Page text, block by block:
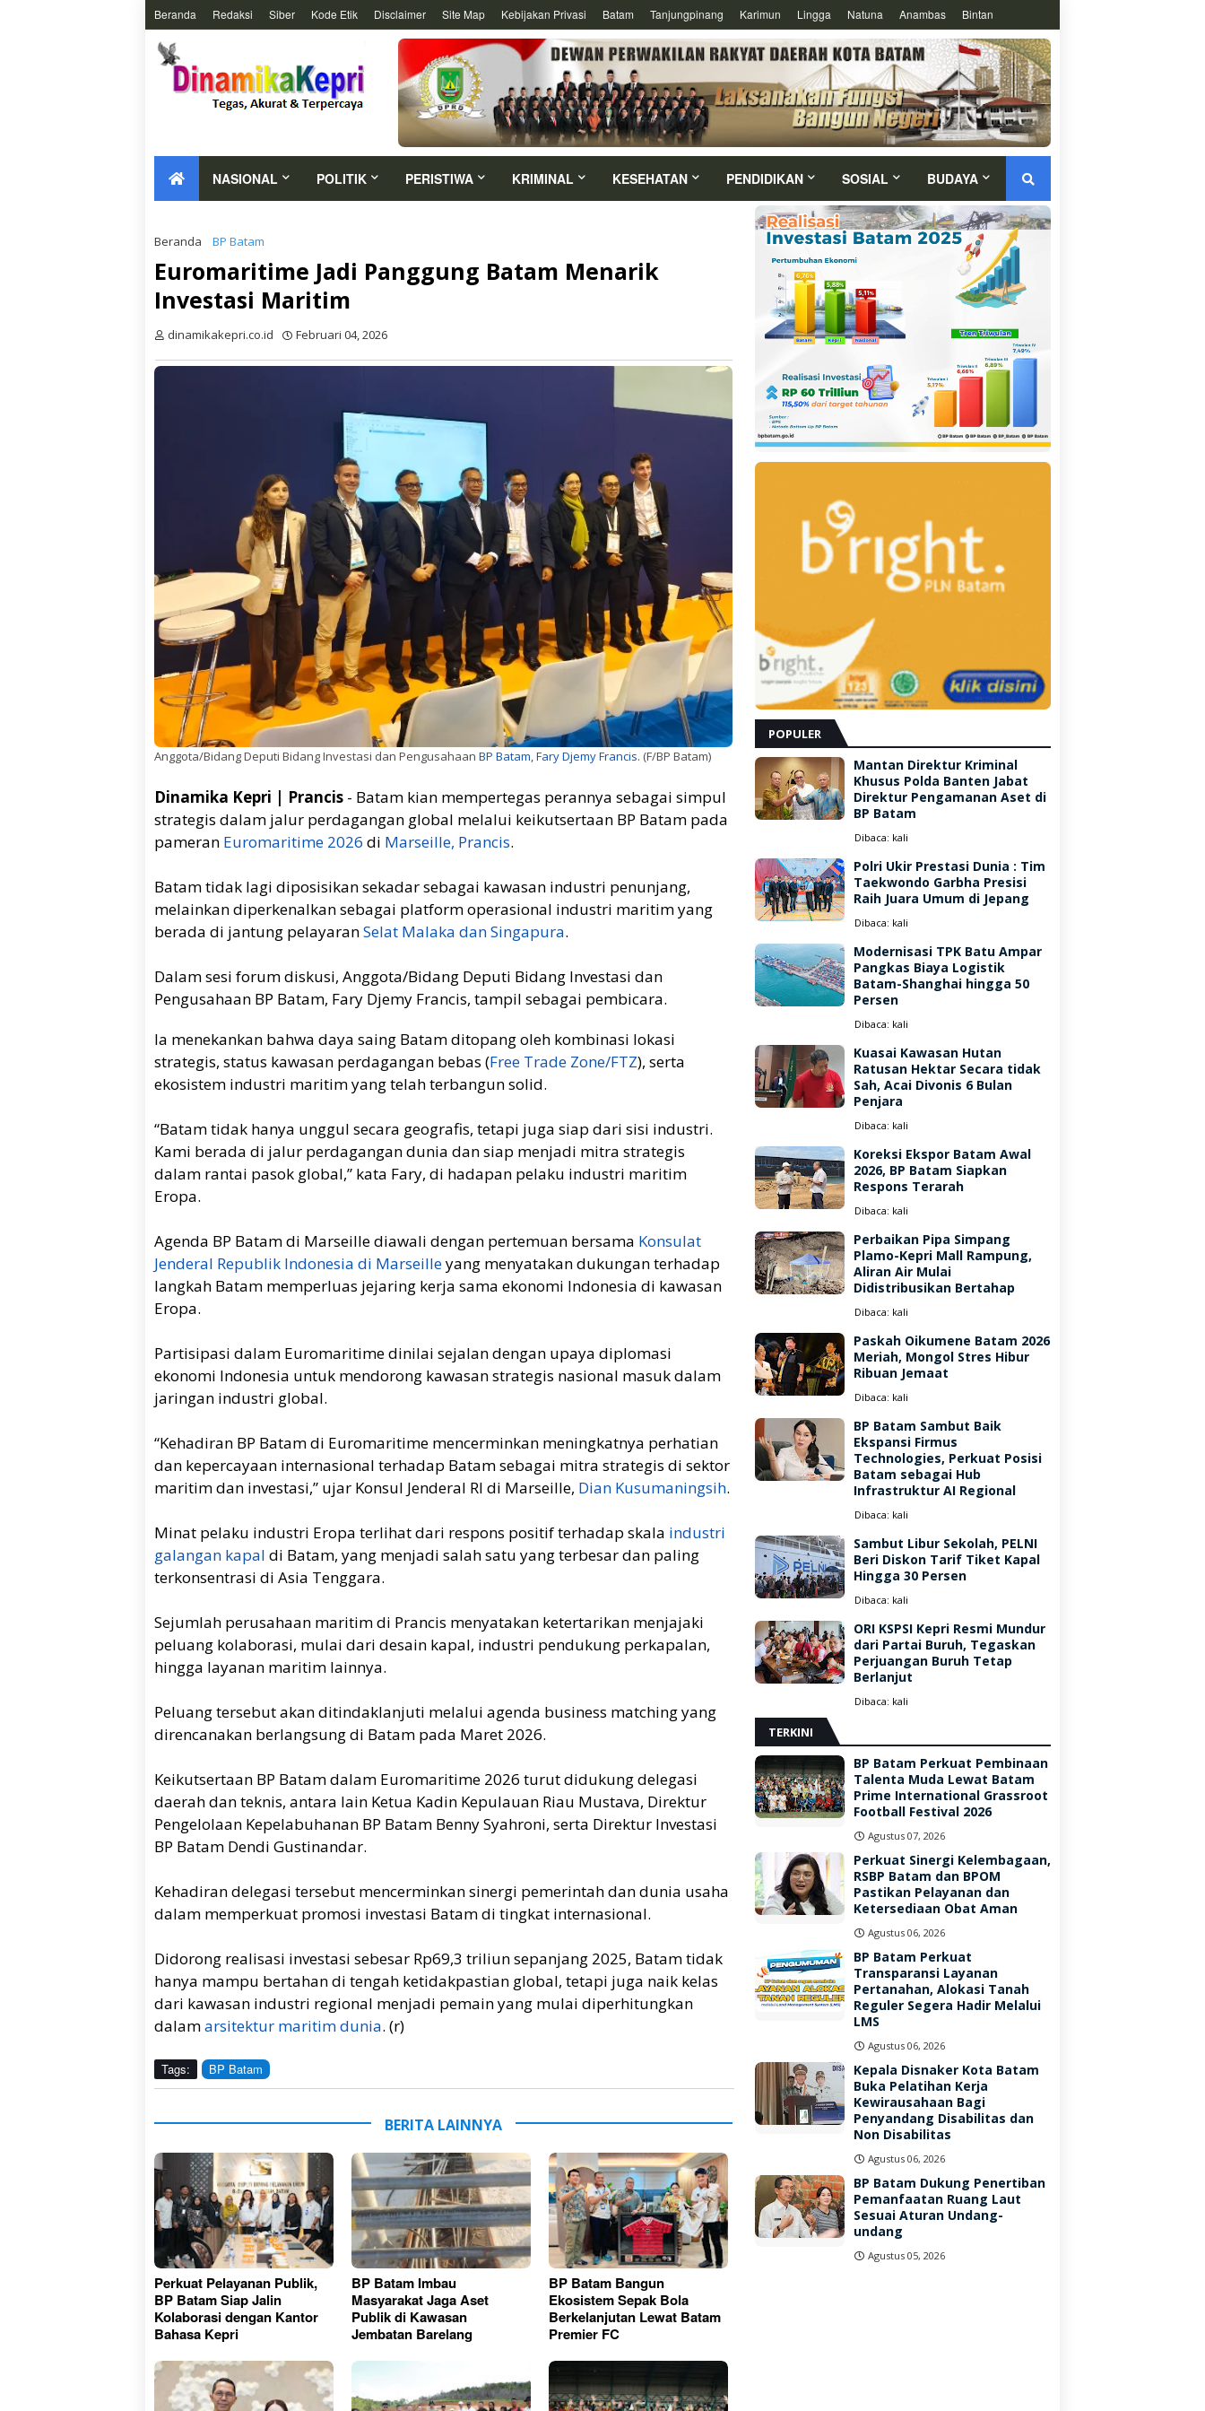
Beranda Redaksi Siber Kode Etik Disclaimer Site Map Kebijakan Privasi Batam Tanjungpinang Karimun Lingga Natuna Anambas Bintan
NASIONAL POLITIK PERISTIWA KRIMINAL KESEHATAN PENDIDIKAN SOSIAL BUDAYA
Beranda BP Batam
Euromaritime Jadi Panggung Batam Menarik
Investasi Maritim
dinamikakepri.co.id Februari 04, 2026
Anggota/Bidang Deputi Bidang Investasi dan Pengusahaan BP Batam,Fary Djemy Francis. (F/BP Batam)
Dinamika Kepri | Prancis - Batam kian mempertegas perannya sebagai simpul
strategis dalam jalur perdagangan global melalui keikutsertaan BP Batam pada
pameran Euromaritime 2026 di Marseille, Prancis.
Batam tidak lagi diposisikan sekadar sebagai kawasan industri penunjang,
melainkan diperkenalkan sebagai platform operasional industri maritim yang
berada di jantung pelayaranSelat Malaka dan Singapura.
Dalam sesi forum diskusi, Anggota/Bidang Deputi Bidang Investasi dan
Pengusahaan BP Batam, Fary Djemy Francis, tampil sebagai pembicara.
Ia menekankan bahwa daya saing Batam ditopang oleh kombinasi lokasi
strategis, status kawasan perdagangan bebas (Free Trade Zone/FTZ), serta
ekosistem industri maritim yang telah terbangun solid.
“Batam tidak hanya unggul secara geografis, tetapi juga siap dari sisi industri.
Kami berada di jalur perdagangan dunia dan siap menjadi mitra strategis
dalam rantai pasok global,” kata Fary, di hadapan pelaku industri maritim
Eropa.
Agenda BP Batam di Marseille diawali dengan pertemuan bersama Konsulat
Jenderal Republik Indonesia di Marseilleyang menyatakan dukungan terhadap
langkah Batam memperluas jejaring kerja sama ekonomi Indonesia di kawasan
Eropa.
Partisipasi dalam Euromaritime dinilai sejalan dengan upaya diplomasi
ekonomi Indonesia untuk mendorong kawasan strategis nasional masuk dalam
jaringan industri global.
“Kehadiran BP Batam di Euromaritime mencerminkan meningkatnya perhatian
dan kepercayaan internasional terhadap Batam sebagai mitra strategis di sektor
maritim dan investasi,” ujar Konsul Jenderal RI di Marseille, Dian Kusumaningsih.
Minat pelaku industri Eropa terlihat dari respons positif terhadap skala industri
galangan kapal di Batam, yang menjadi salah satu yang terbesar dan paling
terkonsentrasi di Asia Tenggara.
Sejumlah perusahaan maritim di Prancis menyatakan ketertarikan menjajaki
peluang kolaborasi, mulai dari desain kapal, industri pendukung perkapalan,
hingga layanan maritim lainnya.
Peluang tersebut akan ditindaklanjuti melalui agenda business matching yang
direncanakan berlangsung di Batam pada Maret 2026.
Keikutsertaan BP Batam dalam Euromaritime 2026 turut didukung delegasi
daerah dan teknis, antara lain Ketua Kadin Kepulauan Riau Mustava, Direktur
Pengelolaan Kepelabuhanan BP Batam Benny Syahroni, serta Direktur Investasi
BP Batam Dendi Gustinandar.
Kehadiran delegasi tersebut mencerminkan sinergi pemerintah dan dunia usaha
dalam memperkuat promosi investasi Batam di tingkat internasional.
Didorong realisasi investasi sebesar Rp69,3 triliun sepanjang 2025, Batam tidak
hanya mampu bertahan di tengah ketidakpastian global, tetapi juga naik kelas
dari kawasan industri regional menjadi pemain yang mulai diperhitungkan
dalamarsitektur maritim dunia. (r)
Tags: BP Batam
BERITA LAINNYA
Perkuat Pelayanan Publik,
BP Batam Siap Jalin
Kolaborasi dengan Kantor
Bahasa Kepri
BP Batam Imbau
Masyarakat Jaga Aset
Publik di Kawasan
Jembatan Barelang
BP Batam Bangun
Ekosistem Sepak Bola
Berkelanjutan Lewat Batam
Premier FC
POPULER
Mantan Direktur Kriminal
Khusus Polda Banten Jabat
Direktur Pengamanan Aset di
BP Batam
Dibaca: kali
Polri Ukir Prestasi Dunia : Tim
Taekwondo Garbha Presisi
Raih Juara Umum di Jepang
Dibaca: kali
Modernisasi TPK Batu Ampar
Pangkas Biaya Logistik
Batam-Shanghai hingga 50
Persen
Dibaca: kali
Kuasai Kawasan Hutan
Ratusan Hektar Secara tidak
Sah, Acai Divonis 6 Bulan
Penjara
Dibaca: kali
Koreksi Ekspor Batam Awal
2026, BP Batam Siapkan
Respons Terarah
Dibaca: kali
Perbaikan Pipa Simpang
Plamo-Kepri Mall Rampung,
Aliran Air Mulai
Didistribusikan Bertahap
Dibaca: kali
Paskah Oikumene Batam 2026
Meriah, Mongol Stres Hibur
Ribuan Jemaat
Dibaca: kali
BP Batam Sambut Baik
Ekspansi Firmus
Technologies, Perkuat Posisi
Batam sebagai Hub
Infrastruktur AI Regional
Dibaca: kali
Sambut Libur Sekolah, PELNI
Beri Diskon Tarif Tiket Kapal
Hingga 30 Persen
Dibaca: kali
ORI KSPSI Kepri Resmi Mundur
dari Partai Buruh, Tegaskan
Perjuangan Buruh Tetap
Berlanjut
Dibaca: kali
TERKINI
BP Batam Perkuat Pembinaan
Talenta Muda Lewat Batam
Prime International Grassroot
Football Festival 2026
Agustus 07, 2026
Perkuat Sinergi Kelembagaan,
RSBP Batam dan BPOM
Pastikan Pelayanan dan
Ketersediaan Obat Aman
Agustus 06, 2026
BP Batam Perkuat
Transparansi Layanan
Pertanahan, Alokasi Tanah
Reguler Segera Hadir Melalui
LMS
Agustus 06, 2026
Kepala Disnaker Kota Batam
Buka Pelatihan Kerja
Kewirausahaan Bagi
Penyandang Disabilitas dan
Non Disabilitas
Agustus 06, 2026
BP Batam Dukung Penertiban
Pemanfaatan Ruang Laut
Sesuai Aturan Undang-
undang
Agustus 05, 2026